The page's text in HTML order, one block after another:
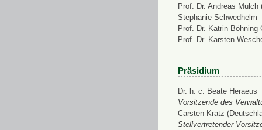
Prof. Dr. Andreas
Stephanie Schwedhelm
Prof. Dr. Katrin
Prof. Dr. Karsten
Präsidium
Dr. h. c. Beate Heraeus
Vorsitzende des
Carsten Kratz
Stellvertretender